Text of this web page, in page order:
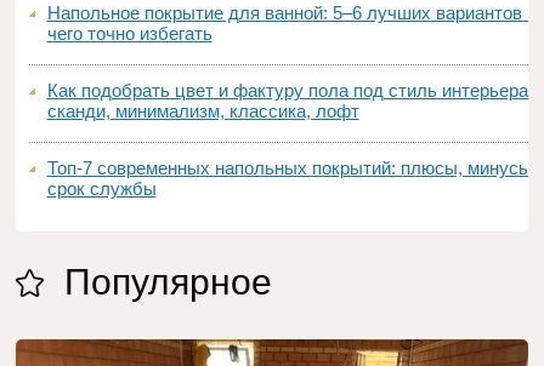
Напольное покрытие для ванной: 5–6 лучших вариантов и
чего точно избегать
Как подобрать цвет и фактуру пола под стиль интерьера:
сканди, минимализм, классика, лофт
Топ‑7 современных напольных покрытий: плюсы, минусы,
срок службы
Популярное